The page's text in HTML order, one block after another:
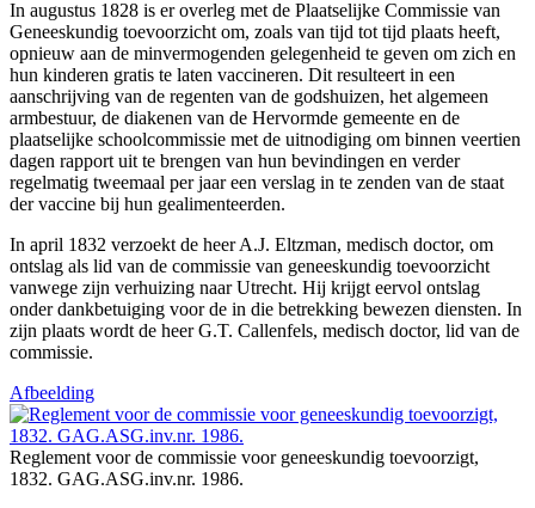
In augustus 1828 is er overleg met de Plaatselijke Commissie van
Geneeskundig toevoorzicht om, zoals van tijd tot tijd plaats heeft,
opnieuw aan de minvermogenden gelegenheid te geven om zich en
hun kinderen gratis te laten vaccineren. Dit resulteert in een
aanschrijving van de regenten van de godshuizen, het algemeen
armbestuur, de diakenen van de Hervormde gemeente en de
plaatselijke schoolcommissie met de uitnodiging om binnen veertien
dagen rapport uit te brengen van hun bevindingen en verder
regelmatig tweemaal per jaar een verslag in te zenden van de staat
der vaccine bij hun gealimenteerden.
In april 1832 verzoekt de heer A.J. Eltzman, medisch doctor, om
ontslag als lid van de commissie van geneeskundig toevoorzicht
vanwege zijn verhuizing naar Utrecht. Hij krijgt eervol ontslag
onder dankbetuiging voor de in die betrekking bewezen diensten. In
zijn plaats wordt de heer G.T. Callenfels, medisch doctor, lid van de
commissie.
Afbeelding
Reglement voor de commissie voor geneeskundig toevoorzigt,
1832. GAG.ASG.inv.nr. 1986.